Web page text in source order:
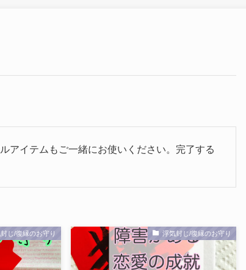
アイテムもご一緒にお使いください。完了する
じ/復縁のお守り 浮気封じ/復縁のお守り